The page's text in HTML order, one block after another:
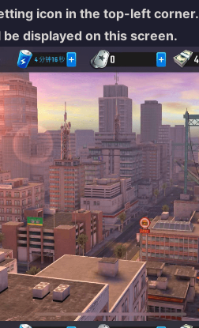
icon in the top-left corner.
be displayed on this screen.